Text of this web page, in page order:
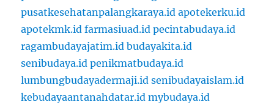
pusatkesehatanpalangkaraya.id apotekerku.id
apotekmk.id farmasiuad.id pecintabudaya.id
ragambudayajatim.id budayakita.id
senibudaya.id penikmatbudaya.id
lumbungbudayadermaji.id senibudayaislam.id
kebudayaantanahdatar.id mybudaya.id